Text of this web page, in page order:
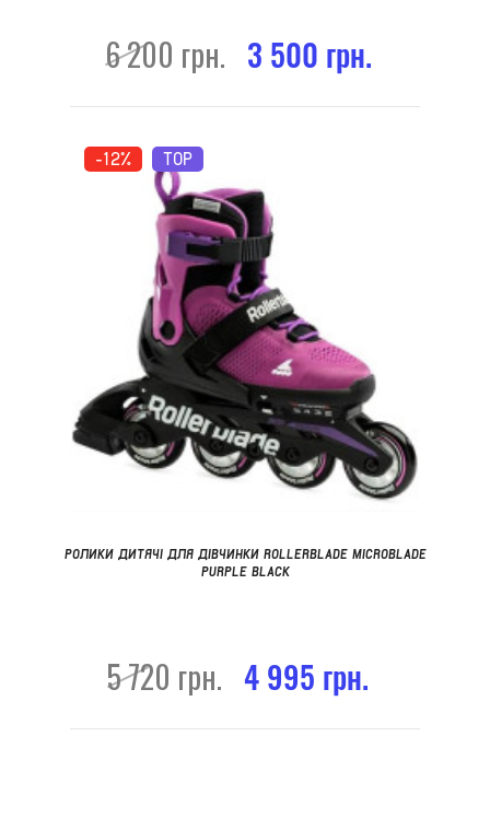
6 200 грн. 3 500 грн.
-12% TOP
РОЛИКИ ДИТЯЧІ ДЛЯ ДІВЧИНКИ ROLLERBLADE MICROBLADE
PURPLE BLACK
5 720 грн. 4 995 грн.